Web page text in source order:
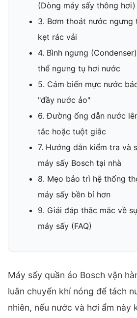
(Dòng máy sấy thông hơi)
3. Bơm thoát nước ngưng
kẹt rác vải
4. Bình ngưng
thể ngưng tụ hơi nước
5. Cảm biến mực nước
"đầy nước ảo"
6. Đường ống dẫn nước
tắc hoặc tuột giắc
7. Hướng dẫn kiểm tra và
máy sấy Bosch tại nhà
8. Mẹo bảo trì hệ thống
máy sấy bền bỉ hơn
9. Giải đáp thắc mắc về
máy sấy (FAQ)
Máy sấy quần áo Bosch vận
luân chuyển khí nóng để tách
nhiên, nếu nước và hơi ẩm này